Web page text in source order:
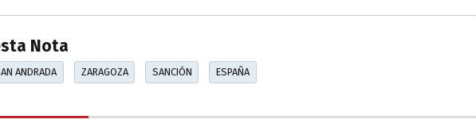
Nota
ANDRADA ZARAGOZA SANCIÓN ESPAÑA